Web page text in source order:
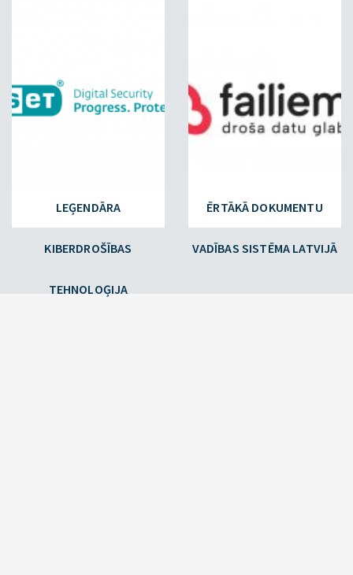
LEĢENDĀRA
KIBERDROŠĪBAS
TEHNOLOĢIJA
ĒRTĀKĀ DOKUMENTU
VADĪBAS SISTĒMA LATVIJĀ